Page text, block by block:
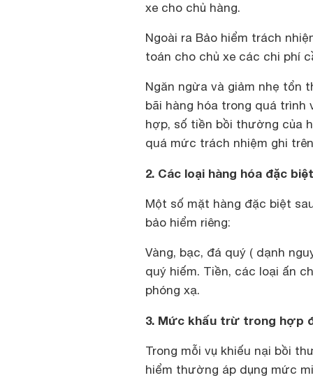
xe cho chủ hàng.
Ngoài ra Bảo hiểm trách
toán cho chủ xe các chi phí
Ngăn ngừa và giảm nhẹ tổn
bãi hàng hóa trong quá trình
hợp, số tiền bồi thường của
quá mức trách nhiệm ghi
2. Các loại hàng hóa đặc
Một số mặt hàng đặc biệt
bảo hiểm riêng:
Vàng, bạc, đá quý ( dạnh
quý hiếm. Tiền, các loại ấn
phóng xạ.
3. Mức khấu trừ trong hợp
Trong mỗi vụ khiếu nại bồi
hiểm thường áp dụng mức